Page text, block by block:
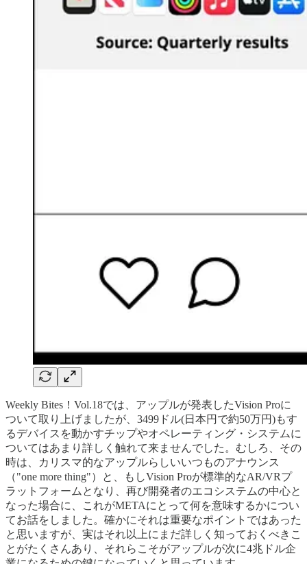
Weekly Bites！Vol.18では、アップルが発表したVision Proに
ついて取り上げましたが、3499ドル(日本円で約50万円)もす
るデバイスを動かすチップやオペレーティング・システムに
ついてはあまり詳しく触れて来ませんでした。むしろ、その
時は、カリスマ的なアップルらしいいつものアナウンス
（"one more thing"）と、もしVision Proが標準的なAR/VRプ
ラットフォームとなり、再び開発者のエコシステムの中心と
なった場合に、これがMETAにとって何を意味するかについ
てお話をしました。確かにそれは重要なポイントではあった
と思いますが、実はそれ以上にまだ詳しく知っておくべきこ
とがたくさんあり、それらこそがアップルが次に4兆ドル企